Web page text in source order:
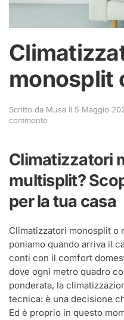
monosplit
Scritto da Musa il 5 Maggio
commento
multisplit?
Climatizzatori
multisplit?
per la tua casa
Climatizzatori monosplit o
poniamo quando arriva il
conti con il comfort
dove ogni metro quadro
ponderata, la
tecnica: è una decisione
Ed è proprio in questo